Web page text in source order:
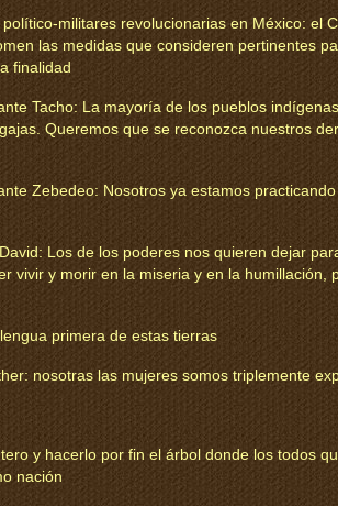
militares revolucionarias en México: el
las medidas que consideren pertinentes
finalidad
Tacho: La mayoría de los pueblos
Queremos que se reconozca nuestros
Zebedeo: Nosotros ya estamos
Los de los poderes nos quieren dejar
vivir y morir en la miseria y en la humillación,
primera de estas tierras
nosotras las mujeres somos triplemente
y hacerlo por fin el árbol donde los todos
nación